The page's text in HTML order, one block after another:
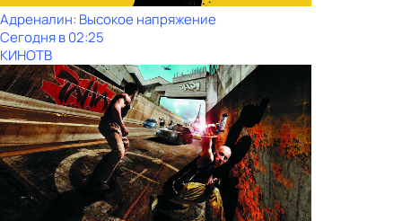
Адреналин: Высокое напряжение
Сегодня в 02:25
КИНОТВ